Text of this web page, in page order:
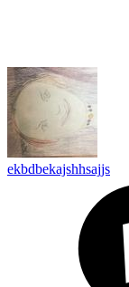
ekbdbekajshhsajjs